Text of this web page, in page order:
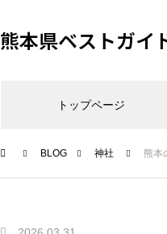
熊本県ベストガイ
トップページ
BLOG 神社 熊本